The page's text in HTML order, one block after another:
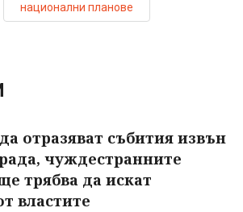
национални планове
отразяват събития извън
чуждестранните
трябва да искат
властите